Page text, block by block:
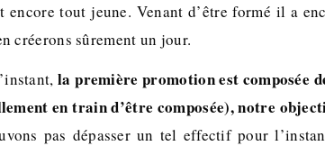
encore tout jeune. Venant d’être formé il a
créerons sûrement un jour.
la première promotion est composée
en train d’être composée), notre
pas dépasser un tel effectif pour